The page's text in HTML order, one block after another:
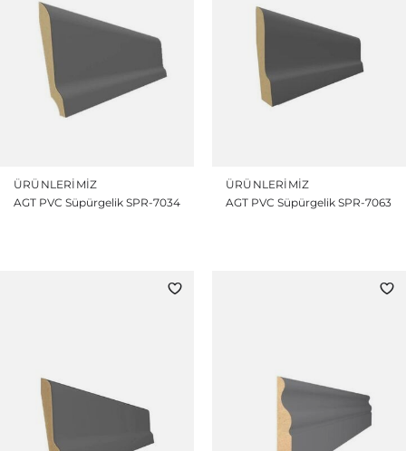
ÜRÜNLERIMIZ
AGT PVC Süpürgelik SPR-7034
ÜRÜNLERIMIZ
AGT PVC Süpürgelik SPR-7063